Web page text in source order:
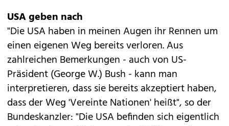
USA geben nach
"Die USA haben in meinen Augen ihr Rennen um
einen eigenen Weg bereits verloren. Aus
zahlreichen Bemerkungen - auch von US-
Präsident (George W.) Bush - kann man
interpretieren, dass sie bereits akzeptiert haben,
dass der Weg 'Vereinte Nationen' heißt", so der
Bundeskanzler: "Die USA befinden sich eigentlich